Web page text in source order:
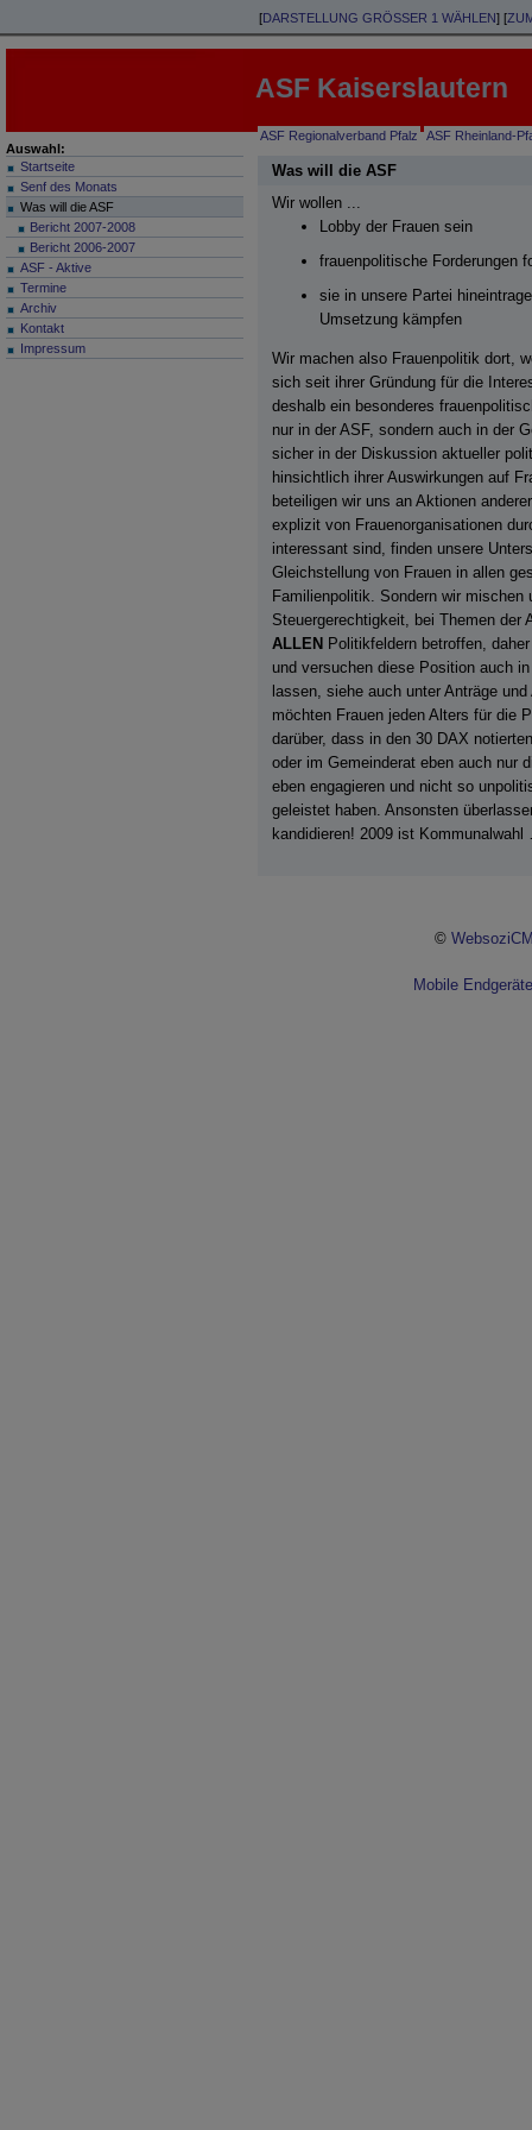
[DARSTELLUNG GRÖSSER 1 WÄHLEN] [
ASF Kaiserslautern
Auswahl:
Startseite
Senf des Monats
Was will die ASF
Bericht 2007-2008
Bericht 2006-2007
ASF - Aktive
Termine
Archiv
Kontakt
Impressum
Was will die ASF
Wir wollen ...
Lobby der Frauen sein
frauenpolitische Forderungen
sie in unsere Partei
Umsetzung kämpfen
Wir machen also Frauenpolitik dort,
sich seit ihrer Gründung für die
deshalb ein besonderes
nur in der ASF, sondern auch in der
sicher in der Diskussion aktueller
hinsichtlich ihrer Auswirkungen auf
beteiligen wir uns an Aktionen
explizit von Frauenorganisationen
interessant sind, finden unsere
Gleichstellung von Frauen in allen
Familienpolitik. Sondern wir
Steuergerechtigkeit, bei Themen
ALLEN Politikfeldern betroffen,
und versuchen diese Position auch
lassen, siehe auch unter Anträge
möchten Frauen jeden Alters für die
darüber, dass in den 30 DAX
oder im Gemeinderat eben auch nur
eben engagieren und nicht so
geleistet haben. Ansonsten
kandidieren! 2009 ist
©
Mobile Endgeräte
ASF Regionalverband Pfalz ASF Rheinland-